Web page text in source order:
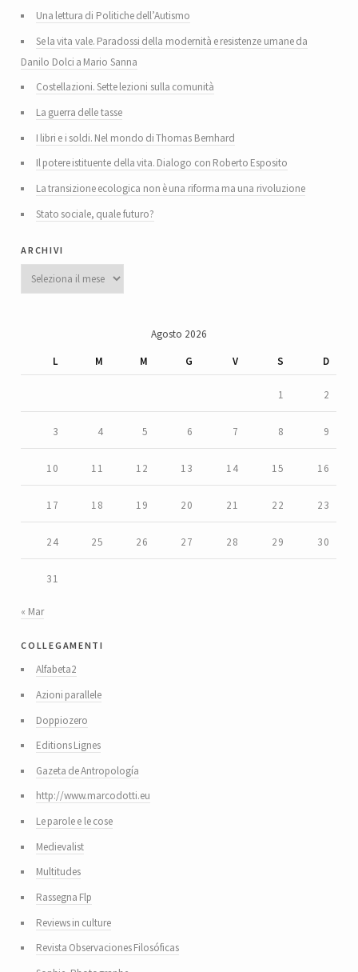
Una lettura di Politiche dell’Autismo
Se la vita vale. Paradossi della modernità e resistenze umane da
Danilo Dolci a Mario Sanna
Costellazioni. Sette lezioni sulla comunità
La guerra delle tasse
I libri e i soldi. Nel mondo di Thomas Bernhard
Il potere istituente della vita. Dialogo con Roberto Esposito
La transizione ecologica non è una riforma ma una rivoluzione
Stato sociale, quale futuro?
archivi
Archivi
Agosto 2026
L
M M G V S D
1 2
3 4 5 6 7 8 9
10 11 12 13 14 15 16
17 18 19 20 21 22 23
24 25 26 27 28 29 30
31
« Mar
collegamenti
Alfabeta2
Azioni parallele
Doppiozero
Editions Lignes
Gazeta de Antropología
http://www.marcodotti.eu
Le parole e le cose
Medievalist
Multitudes
Rassegna Flp
Reviews in culture
Revista Observaciones Filosóficas